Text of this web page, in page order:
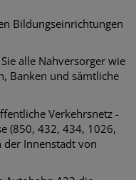
Bildungseinrichtungen
alle Nahversorger wie
Banken und sämtliche
Verkehrsnetz -
(850, 432, 434, 1026,
Innenstadt von